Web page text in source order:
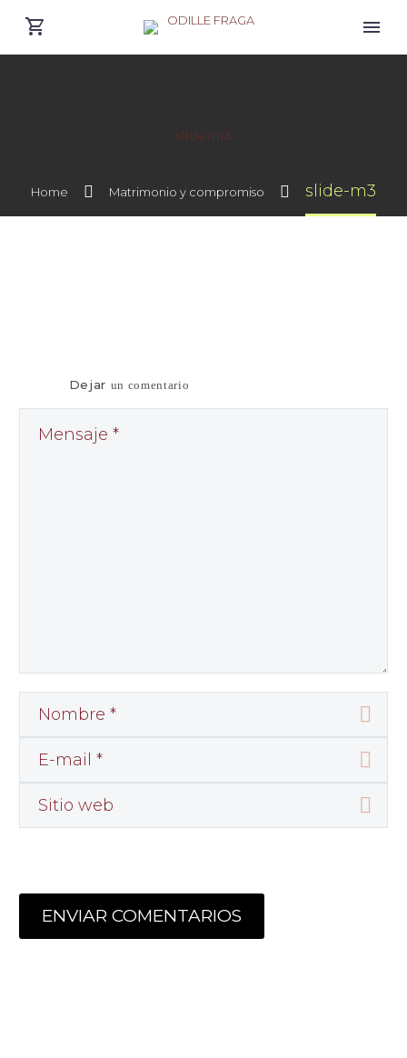
slide-m3
Home Matrimonio y compromiso slide-m3
Dejar un comentario
ENVIAR COMENTARIOS